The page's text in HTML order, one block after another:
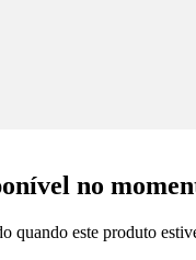
no
quando este produto